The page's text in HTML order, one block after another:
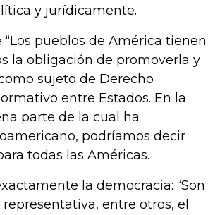
y jurídicamente.
pueblos de América tienen
la obligación de promoverla y
sujeto de Derecho
entre Estados. En la
parte de la cual ha
podríamos decir
todas las Américas.
la democracia: “Son
entre otros, el